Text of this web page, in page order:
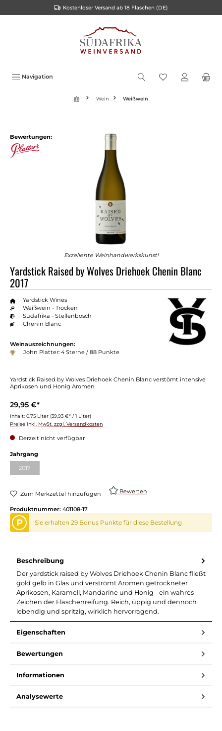
Kostenloser Versand ab 18 Flaschen (DE)
Navigation
Wein Weißwein
Bewertungen:
Exzellente Weinhandwerkskunst!
Yardstick Raised by Wolves Driehoek Chenin Blanc
2017
Yardstick Wines
Weißwein - Trocken
Südafrika - Stellenbosch
Chenin Blanc
Weinauszeichnungen:
John Platter: 4 Sterne / 88 Punkte
Yardstick Raised by Wolves Driehoek Chenin Blanc verstömt intensive
Aprikosen und Honig Aromen
29,95 €*
Inhalt: 0.75 Liter (39,93 €* / 1 Liter)
Preise inkl. MwSt. zzgl. Versandkosten
Derzeit nicht verfügbar
Jahrgang
2017
Zum Merkzettel hinzufügen Bewerten
Produktnummer: 401108-17
P Sie erhalten 29 Bonus Punkte für diese Bestellung
Beschreibung
Der yardstick raised by Wolves Driehoek Chenin Blanc fließt
gold gelb in Glas und verströmt Aromen getrockneter
Aprikosen, Karamell, Mandarine und Honig - ein wahres
Zeichen der Flaschenreifung. Reich, üppig und dennoch
lebendig und spritzig, wirklich hervorragend.
Eigenschaften
Bewertungen
Informationen
Analysewerte